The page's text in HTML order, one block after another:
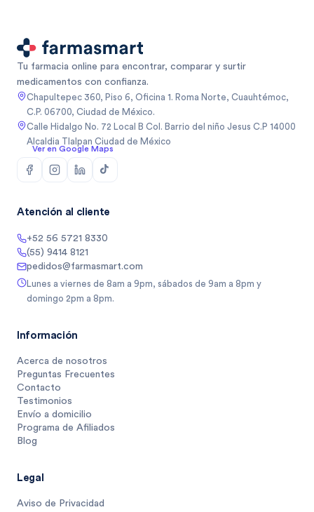
Tu farmacia online para encontrar, comparar y surtir
medicamentos con confianza.
Chapultepec 360, Piso 6, Oficina 1. Roma Norte, Cuauhtémoc,
C.P. 06700, Ciudad de México.
Calle Hidalgo No. 72 Local B Col. Barrio del niño Jesus C.P 14000
Alcaldia Tlalpan Ciudad de México
Ver en Google Maps
Atención al cliente
+52 56 5721 8330
(55) 9414 8121
pedidos@farmasmart.com
Lunes a viernes de 8am a 9pm, sábados de 9am a 8pm y
domingo 2pm a 8pm.
Información
Acerca de nosotros
Preguntas Frecuentes
Contacto
Testimonios
Envío a domicilio
Programa de Afiliados
Blog
Legal
Aviso de Privacidad